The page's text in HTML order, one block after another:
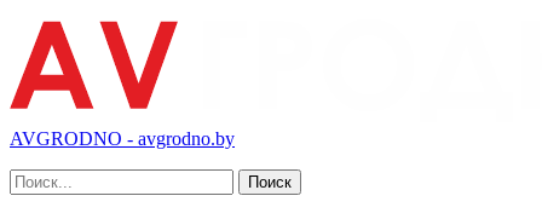
AVGRODNO - avgrodno.by